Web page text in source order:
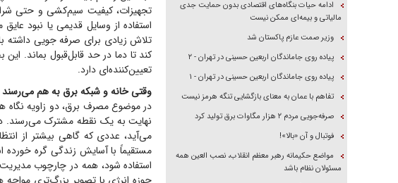
تجهیزات، کیفیت سیم‌کشی و حتی
استفاده از وسایل قدیمی یا نبود
تلاش زیادی برای صرفه جویی داشته
کند تا دما در حد قابل‌قبول بماند.
تعیین‌کننده‌ای دارد.
وقتی خانه و شبکه برق به هم می‌رسند
در موضوع مصرف برق، دو زاویه نگاه
نهایت به یک نقطه مشترک می‌رسند.
می‌آید، عددی که گاهی بیشتر از
مستقیماً با آسایش زندگی گره خورده
استفاده شود، همه در چارچوب مدیریت
ادامه حیات بنگاه‌های اقتصادی بدون حمایت جدی
مالیاتی و بیمه‌ای ممکن نیست
وزیر صمت عازم پاکستان شد
پیاده روی جاماندگان اربعین حسینی در تهران - ۲
پیاده روی جاماندگان اربعین حسینی در تهران - ۱
تفاهم با عمان به معنای بازگشایی تنگه هرمز نیست
صرفه‌جویی مردم ۲ هزار مگاوات برق تولید کرد
فوتبال و آن «بالا»!
مواضع حکیمانه رهبر معظم انقلاب، نصب العین همه
مسئولان نظام باشد